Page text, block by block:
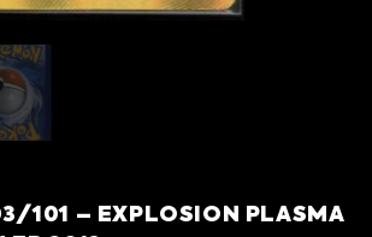
101 – EXPLOSION PLASMA